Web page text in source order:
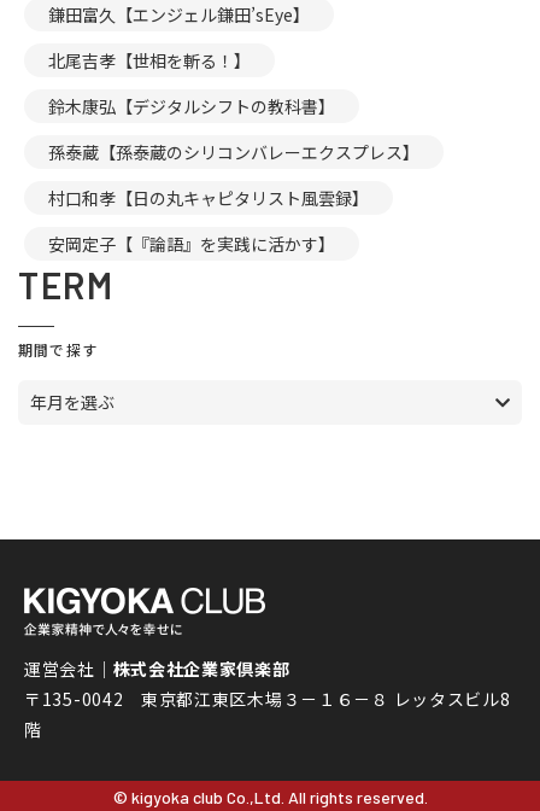
鎌田富久【エンジェル鎌田’sEye】
北尾吉孝【世相を斬る！】
鈴木康弘【デジタルシフトの教科書】
孫泰蔵【孫泰蔵のシリコンバレーエクスプレス】
村口和孝【日の丸キャピタリスト風雲録】
安岡定子【『論語』を実践に活かす】
TERM
期間で探す
年月を選ぶ
運営会社｜ 株式会社企業家倶楽部
〒135-0042 東京都江東区木場３－１６－８ レッタスビル8
階
© kigyoka club Co.,Ltd. All rights reserved.